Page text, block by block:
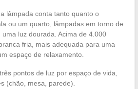
lâmpada conta tanto quanto o
ou um quarto, lâmpadas em torno de
luz dourada. Acima de 4.000
fria, mais adequada para uma
espaço de relaxamento.
pontos de luz por espaço de vida,
(chão, mesa, parede).